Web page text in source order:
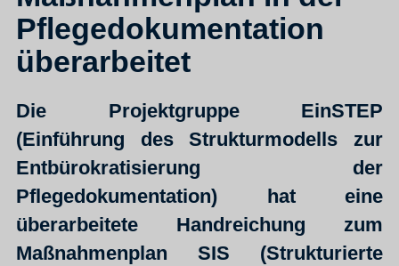
Pflegedokumentation
überarbeitet
Die Projektgruppe EinSTEP
(Einführung des Strukturmodells zur
Entbürokratisierung der
Pflegedokumentation) hat eine
überarbeitete Handreichung zum
Maßnahmenplan SIS (Strukturierte